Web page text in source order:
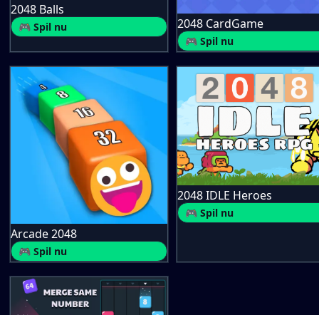
2048 Balls
🎮 Spil nu 2048 CardGame
🎮 Spil nu
Arcade 2048
🎮 Spil nu
2048 IDLE Heroes
🎮 Spil nu